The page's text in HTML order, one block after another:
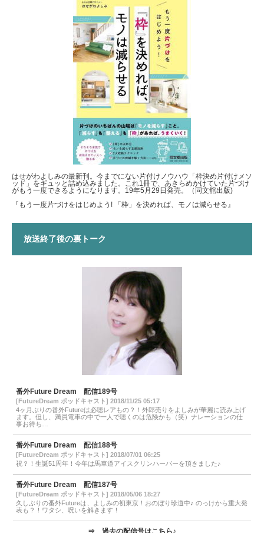
はせがわよしみの最新刊。今までにない片付けノウハウ「枠決め片付けメソ
ッド」をギュッと詰め込みました。これ1冊で、あきらめかけていた片づけ
がもう一度できるようになります。19年5月29日発売。（同文舘出版)
『もう一度片づけをはじめよう! 「枠」を決めれば、モノは減らせる』
放送終了後の裏トーク
番外Future Dream 配信189号
[FutureDream ポッドキャスト] 2018/11/25 05:17
4ヶ月ぶりの番外Futureは必聴レアもの？！外郎売りをよしみが華麗に読み上げ
ます。但し、満員電車の中で一人で聴くのは危険かも（笑）ナレーションの仕
事お待ち…
番外Future Dream 配信188号
[FutureDream ポッドキャスト] 2018/07/01 06:25
祝？！生誕51周年！今年は馬車道アイスクリンハーバーを頂きました♪
番外Future Dream 配信187号
[FutureDream ポッドキャスト] 2018/05/06 18:27
久しぶりの番外Futureは、よしみの初東京！おのぼり珍道中♪ のっけから重大発
表も？！ワタシ、呪いを解きます！